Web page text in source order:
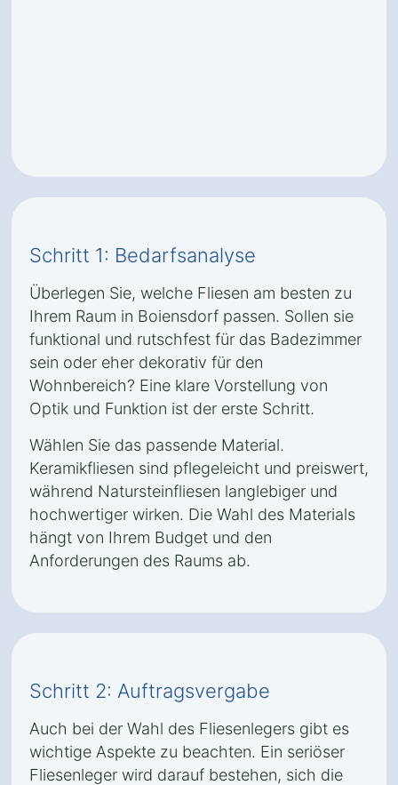
Schritt 1: Bedarfsanalyse
Überlegen Sie, welche Fliesen am besten zu
Ihrem Raum in Boiensdorf passen. Sollen sie
funktional und rutschfest für das Badezimmer
sein oder eher dekorativ für den
Wohnbereich? Eine klare Vorstellung von
Optik und Funktion ist der erste Schritt.
Wählen Sie das passende Material.
Keramikfliesen sind pflegeleicht und preiswert,
während Natursteinfliesen langlebiger und
hochwertiger wirken. Die Wahl des Materials
hängt von Ihrem Budget und den
Anforderungen des Raums ab.
Schritt 2: Auftragsvergabe
Auch bei der Wahl des Fliesenlegers gibt es
wichtige Aspekte zu beachten. Ein seriöser
Fliesenleger wird darauf bestehen, sich die